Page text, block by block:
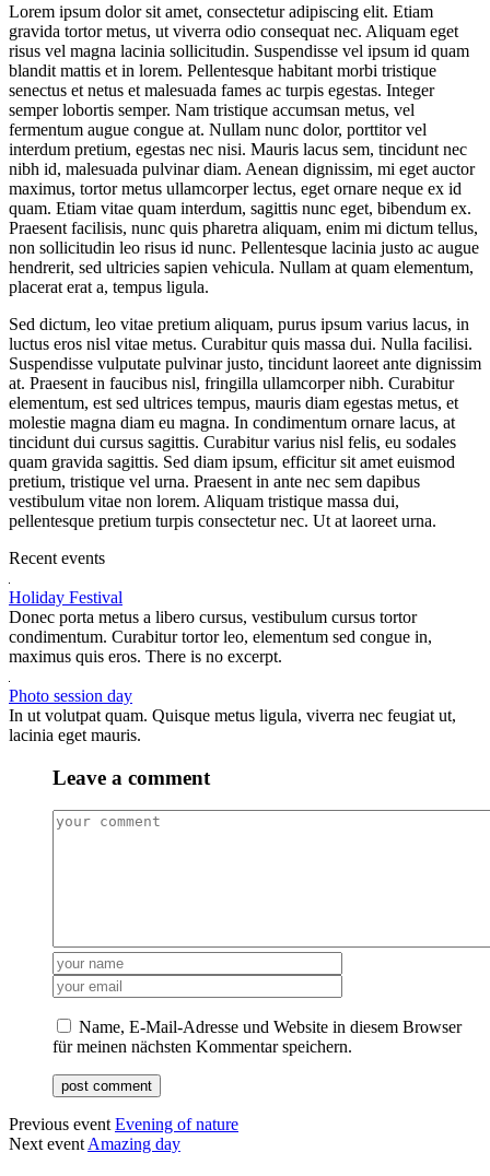
Lorem ipsum dolor sit amet, consectetur adipiscing elit. Etiam
gravida tortor metus, ut viverra odio consequat nec. Aliquam eget
risus vel magna lacinia sollicitudin. Suspendisse vel ipsum id quam
blandit mattis et in lorem. Pellentesque habitant morbi tristique
senectus et netus et malesuada fames ac turpis egestas. Integer
semper lobortis semper. Nam tristique accumsan metus, vel
fermentum augue congue at. Nullam nunc dolor, porttitor vel
interdum pretium, egestas nec nisi. Mauris lacus sem, tincidunt nec
nibh id, malesuada pulvinar diam. Aenean dignissim, mi eget auctor
maximus, tortor metus ullamcorper lectus, eget ornare neque ex id
quam. Etiam vitae quam interdum, sagittis nunc eget, bibendum ex.
Praesent facilisis, nunc quis pharetra aliquam, enim mi dictum tellus,
non sollicitudin leo risus id nunc. Pellentesque lacinia justo ac augue
hendrerit, sed ultricies sapien vehicula. Nullam at quam elementum,
placerat erat a, tempus ligula.
Sed dictum, leo vitae pretium aliquam, purus ipsum varius lacus, in
luctus eros nisl vitae metus. Curabitur quis massa dui. Nulla facilisi.
Suspendisse vulputate pulvinar justo, tincidunt laoreet ante dignissim
at. Praesent in faucibus nisl, fringilla ullamcorper nibh. Curabitur
elementum, est sed ultrices tempus, mauris diam egestas metus, et
molestie magna diam eu magna. In condimentum ornare lacus, at
tincidunt dui cursus sagittis. Curabitur varius nisl felis, eu sodales
quam gravida sagittis. Sed diam ipsum, efficitur sit amet euismod
pretium, tristique vel urna. Praesent in ante nec sem dapibus
vestibulum vitae non lorem. Aliquam tristique massa dui,
pellentesque pretium turpis consectetur nec. Ut at laoreet urna.
Recent events
Holiday Festival
Donec porta metus a libero cursus, vestibulum cursus tortor
condimentum. Curabitur tortor leo, elementum sed congue in,
maximus quis eros. There is no excerpt.
Photo session day
In ut volutpat quam. Quisque metus ligula, viverra nec feugiat ut,
lacinia eget mauris.
Leave a comment
Name, E-Mail-Adresse und Website in diesem Browser
für meinen nächsten Kommentar speichern.
Previous event Evening of nature
Next event Amazing day